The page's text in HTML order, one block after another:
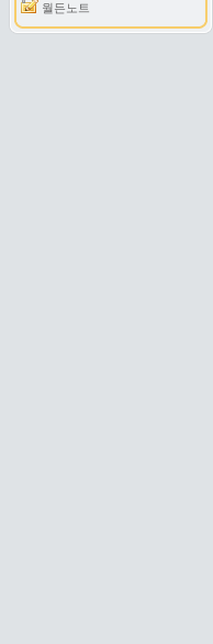
월든노트